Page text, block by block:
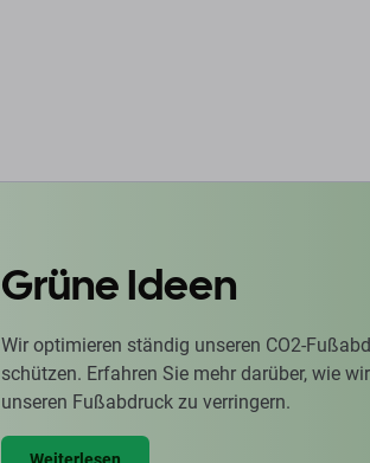
Grüne Ideen
Wir optimieren ständig unseren CO2-
schützen. Erfahren Sie mehr darüber, wie
unseren Fußabdruck zu verringern.
Weiterlesen